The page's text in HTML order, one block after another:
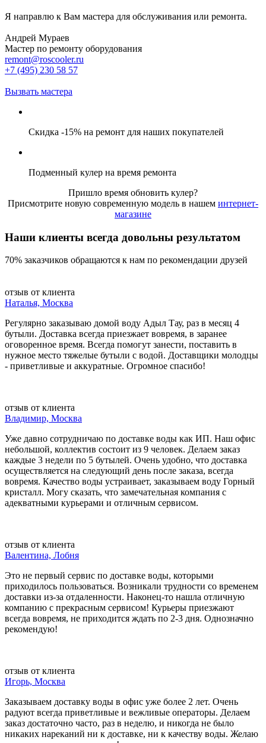
Я направлю к Вам мастера для обслуживания или ремонта.
Андрей Мураев
Мастер по ремонту оборудования
remont@roscooler.ru
+7 (495) 230 58 57
Вызвать мастера
Скидка -15% на ремонт для наших покупателей
Подменный кулер на время ремонта
Пришло время обновить кулер?
Присмотрите новую современную модель в нашем интернет-
магазине
Наши клиенты всегда довольны результатом
70% заказчиков обращаются к нам по рекомендации друзей
отзыв от клиента
Наталья, Москва
Регулярно заказываю домой воду Адыл Тау, раз в месяц 4
бутыли. Доставка всегда приезжает вовремя, в заранее
оговоренное время. Всегда помогут занести, поставить в
нужное место тяжелые бутыли с водой. Доставщики молодцы
- приветливые и аккуратные. Огромное спасибо!
отзыв от клиента
Владимир, Москва
Уже давно сотрудничаю по доставке воды как ИП. Наш офис
небольшой, коллектив состоит из 9 человек. Делаем заказ
каждые 3 недели по 5 бутылей. Очень удобно, что доставка
осуществляется на следующий день после заказа, всегда
вовремя. Качество воды устраивает, заказываем воду Горный
кристалл. Могу сказать, что замечательная компания с
адекватными курьерами и отличным сервисом.
отзыв от клиента
Валентина, Лобня
Это не первый сервис по доставке воды, которыми
приходилось пользоваться. Возникали трудности со временем
доставки из-за отдаленности. Наконец-то нашла отличную
компанию с прекрасным сервисом! Курьеры приезжают
всегда вовремя, не приходится ждать по 2-3 дня. Однозначно
рекомендую!
отзыв от клиента
Игорь, Москва
Заказываем доставку воды в офис уже более 2 лет. Очень
радуют всегда приветливые и вежливые операторы. Делаем
заказ достаточно часто, раз в неделю, и никогда не было
никаких нареканий ни к доставке, ни к качеству воды. Желаю